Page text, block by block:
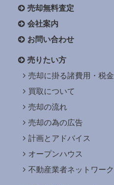
売却無料査定
会社案内
お問い合わせ
売りたい方
売却に掛る諸費用・税金
買取について
売却の流れ
売却の為の広告
計画とアドバイス
オープンハウス
不動産業者ネットワーク